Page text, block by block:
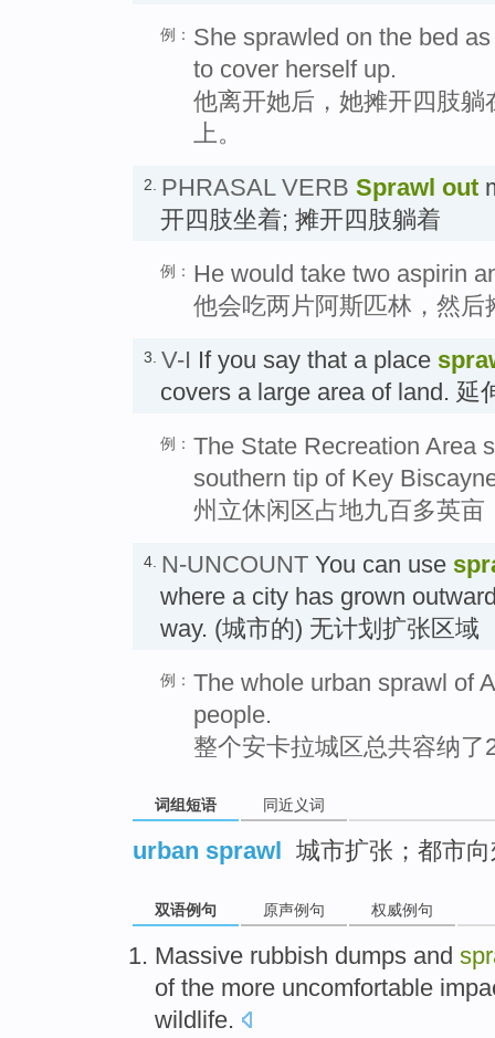
例： She sprawled on the bed
to cover herself up.
他离开她后，她摊开四肢
上。
2. PHRASAL VERB Sprawl out
开四肢坐着; 摊开四肢躺着
例： He would take two aspirin
他会吃两片阿斯匹林，然后
3. V-I If you say that a place
covers a large area of land. 延
例： The State Recreation Area
southern tip of Key
州立休闲区占地九百多英亩
4. N-UNCOUNT You can use
where a city has grown
way. (城市的) 无计划扩张区域
例： The whole urban sprawl of
people.
整个安卡拉城区总共容纳了
词组短语 同近义词
urban sprawl 城市扩张；都市
双语例句 原声例句 权威例句
Massive rubbish dumps and
of the more uncomfortable
wildlife.